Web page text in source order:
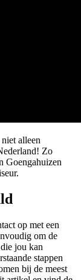
alleen
Zo
Goengahuizen
op met een
om de
jou kan
stappen
bij de meest